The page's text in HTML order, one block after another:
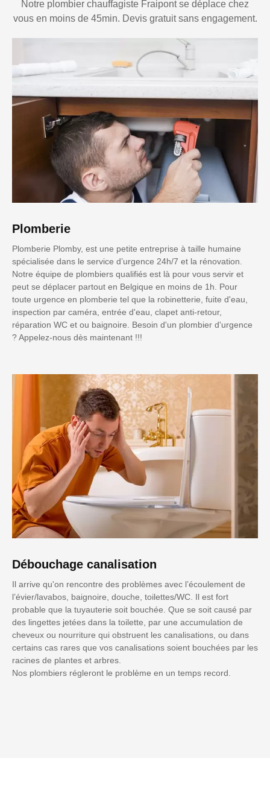
Notre plombier chauffagiste Fraipont se déplace chez
vous en moins de 45min. Devis gratuit sans engagement.
Plomberie
Plomberie Plomby, est une petite entreprise à taille humaine
spécialisée dans le service d’urgence 24h/7 et la rénovation.
Notre équipe de plombiers qualifiés est là pour vous servir et
peut se déplacer partout en Belgique en moins de 1h. Pour
toute urgence en plomberie tel que la robinetterie, fuite d'eau,
inspection par caméra, entrée d'eau, clapet anti-retour,
réparation WC et ou baignoire. Besoin d'un plombier d'urgence
? Appelez-nous dès maintenant !!!
Débouchage canalisation
Il arrive qu'on rencontre des problèmes avec l’écoulement de
l’évier/lavabos, baignoire, douche, toilettes/WC. Il est fort
probable que la tuyauterie soit bouchée. Que se soit causé par
des lingettes jetées dans la toilette, par une accumulation de
cheveux ou nourriture qui obstruent les canalisations, ou dans
certains cas rares que vos canalisations soient bouchées par les
racines de plantes et arbres.
Nos plombiers régleront le problème en un temps record.